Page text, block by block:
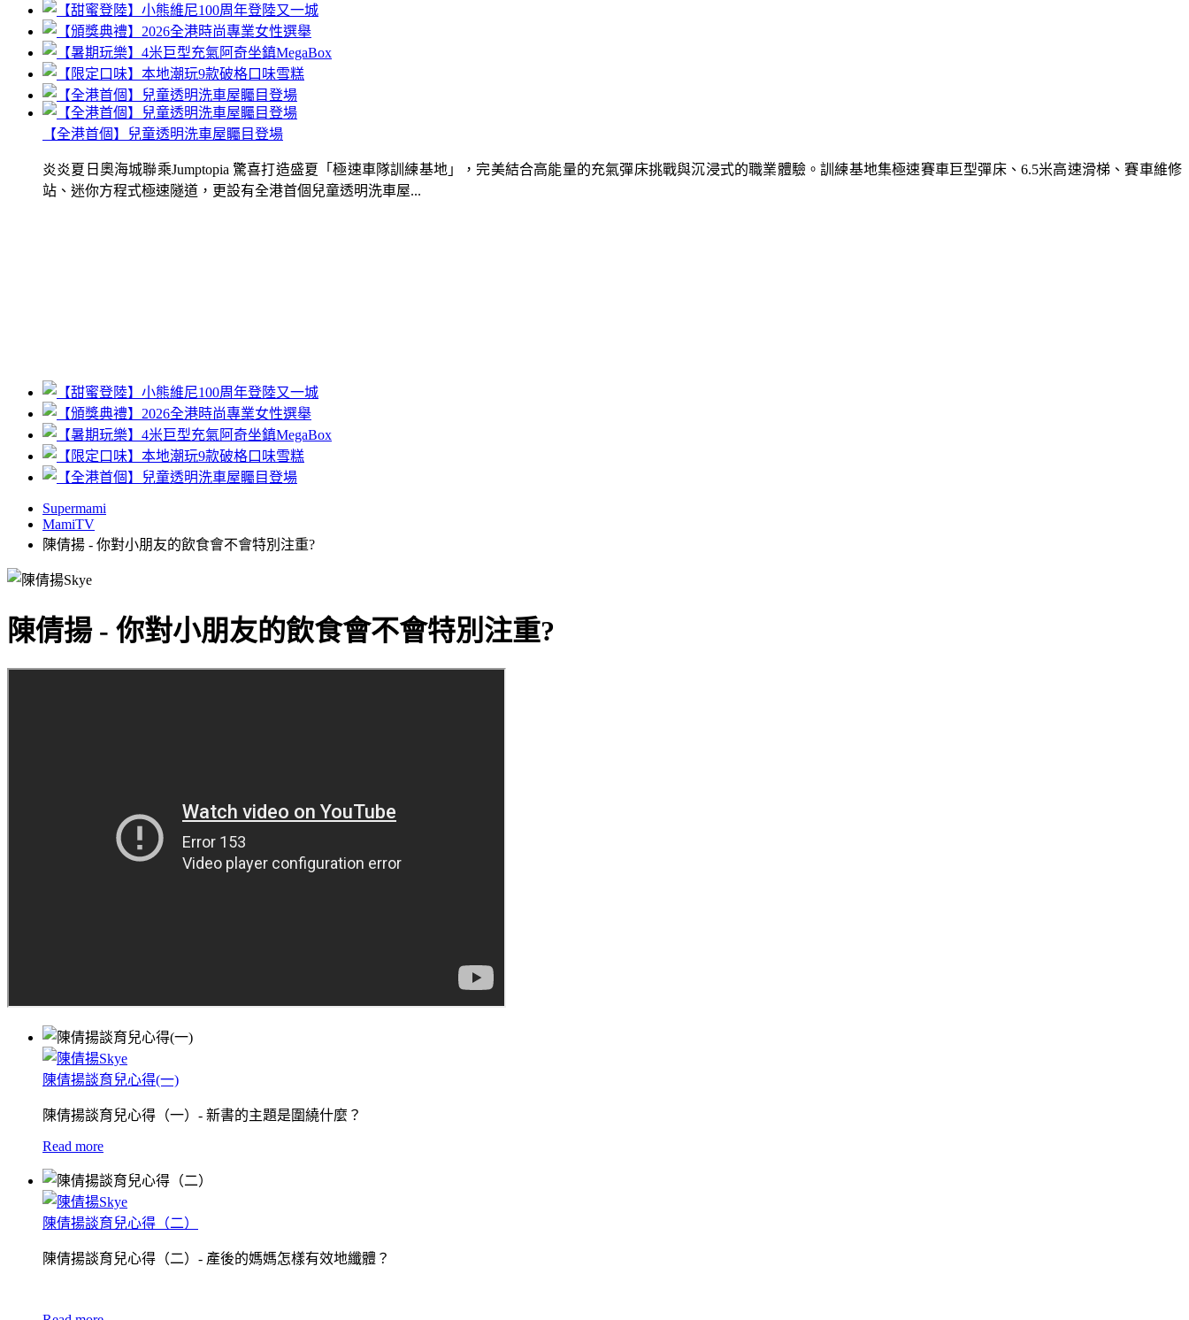
【全港首個】兒童透明洗車屋矚目登場
炎炎夏日奧海城聯乘Jumptopia 驚喜打造盛夏「極速車隊訓練基地」，完美結合高能量的充氣彈床挑戰與沉浸式的職業體驗。訓練基地集極速賽車巨型彈床、6.5米高速滑梯、賽車維修
站、迷你方程式極速隧道，更設有全港首個兒童透明洗車屋...
Supermami
MamiTV
陳倩揚 - 你對小朋友的飲食會不會特別注重?
陳倩揚 - 你對小朋友的飲食會不會特別注重?
陳倩揚談育兒心得(一)
陳倩揚談育兒心得（一）- 新書的主題是圍繞什麼？
Read more
陳倩揚談育兒心得（二）
陳倩揚談育兒心得（二）- 產後的媽媽怎樣有效地纖體？